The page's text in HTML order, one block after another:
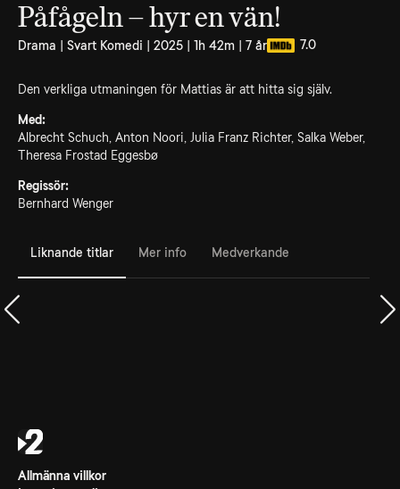
Påfågeln – hyr en vän!
Drama | Svart Komedi | 2025 | 1h 42m | 7 år 7.0
Den verkliga utmaningen för Mattias är att hitta sig själv.
Med:
Albrecht Schuch, Anton Noori, Julia Franz Richter, Salka Weber,
Theresa Frostad Eggesbø
Regissör:
Bernhard Wenger
Liknande titlar Mer info Medverkande
Allmänna villkor